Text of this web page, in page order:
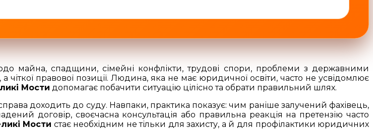
майна, спадщини, сімейні конфлікти, трудові спори, проблеми з державними
правової позиції. Людина, яка не має юридичної освіти, часто не усвідомлює
Мости допомагає побачити ситуацію цілісно та обрати правильний шлях.
доходить до суду. Навпаки, практика показує: чим раніше залучений фахівець,
договір, своєчасна консультація або правильна реакція на претензію часто
Мости стає необхідним не тільки для захисту, а й для профілактики юридичних